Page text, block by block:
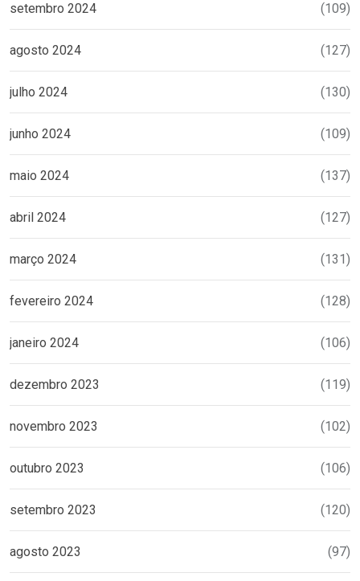
setembro 2024 (109)
agosto 2024 (127)
julho 2024 (130)
junho 2024 (109)
maio 2024 (137)
abril 2024 (127)
março 2024 (131)
fevereiro 2024 (128)
janeiro 2024 (106)
dezembro 2023 (119)
novembro 2023 (102)
outubro 2023 (106)
setembro 2023 (120)
agosto 2023 (97)